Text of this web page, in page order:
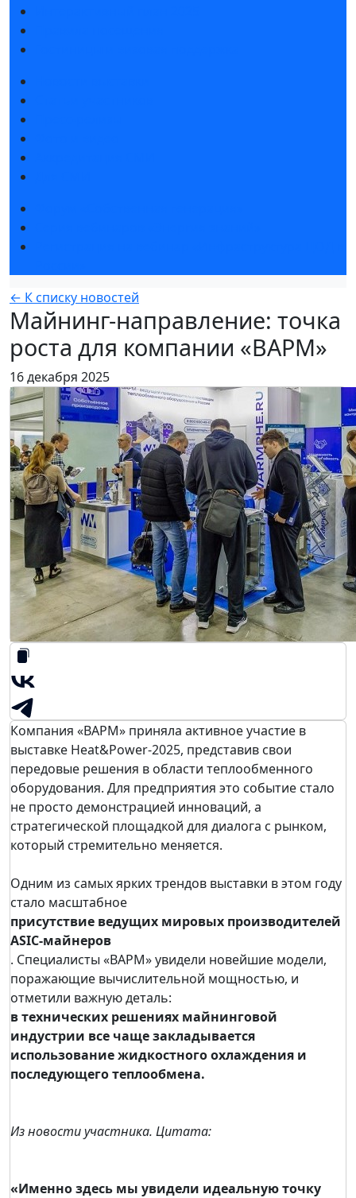
← К списку новостей
Майнинг-направление: точка
роста для компании «ВАРМ»
16 декабря 2025
Компания «ВАРМ» приняла активное участие в
выставке Heat&Power-2025, представив свои
передовые решения в области теплообменного
оборудования. Для предприятия это событие стало
не просто демонстрацией инноваций, а
стратегической площадкой для диалога с рынком,
который стремительно меняется.
Одним из самых ярких трендов выставки в этом году
стало масштабное
присутствие ведущих мировых производителей
ASIC-майнеров
. Специалисты «ВАРМ» увидели новейшие модели,
поражающие вычислительной мощностью, и
отметили важную деталь:
в технических решениях майнинговой
индустрии все чаще закладывается
использование жидкостного охлаждения и
последующего теплообмена.
Из новости участника. Цитата:
«Именно здесь мы увидели идеальную точку